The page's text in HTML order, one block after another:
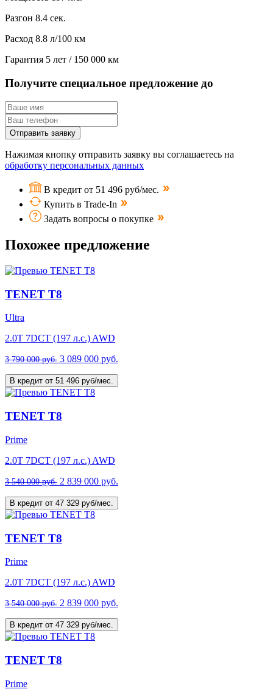
Разгон 8.4 сек.
Расход 8.8 л/100 км
Гарантия 5 лет / 150 000 км
Получите специальное предложение до
Отправить заявку
Нажимая кнопку отправить заявку вы соглашаетесь на
обработку персональных данных
В кредит от 51 496 руб/мес.
Купить в Trade-In
Задать вопросы о покупке
Похожее предложение
TENET T8
Ultra
2.0T 7DCT (197 л.с.) AWD
3 790 000 руб. 3 089 000 руб.
В кредит от 51 496 руб/мес.
TENET T8
Prime
2.0T 7DCT (197 л.с.) AWD
3 540 000 руб. 2 839 000 руб.
В кредит от 47 329 руб/мес.
TENET T8
Prime
2.0T 7DCT (197 л.с.) AWD
3 540 000 руб. 2 839 000 руб.
В кредит от 47 329 руб/мес.
TENET T8
Prime